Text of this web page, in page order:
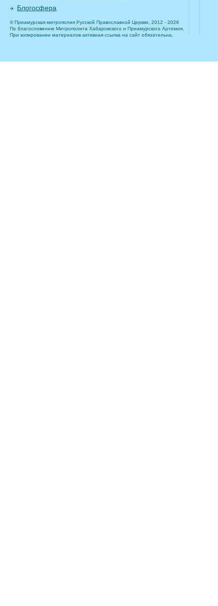
Блогосфера
© Приамурская митрополия Русской Православной Церкви, 2012 - 2026
По благословению Митрополита Хабаровского и Приамурского Артемия.
При копировании материалов активная ссылка на сайт обязательна.